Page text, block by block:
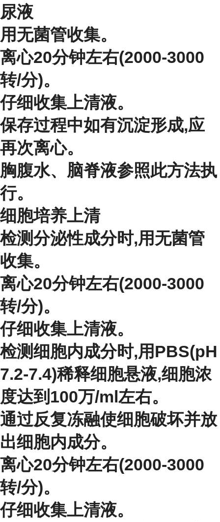
尿液
用无菌管收集。
离心20分钟左右(2000-3000
转/分)。
仔细收集上清液。
保存过程中如有沉淀形成,应
再次离心。
胸腹水、脑脊液参照此方法执
行。
细胞培养上清
检测分泌性成分时,用无菌管
收集。
离心20分钟左右(2000-3000
转/分)。
仔细收集上清液。
检测细胞内成分时,用PBS(pH
7.2-7.4)稀释细胞悬液,细胞浓
度达到100万/ml左右。
通过反复冻融使细胞破坏并放
出细胞内成分。
离心20分钟左右(2000-3000
转/分)。
仔细收集上清液。